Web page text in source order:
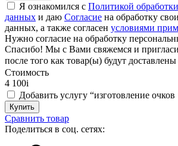
Я ознакомился с Политикой
данных и даю Согласие на обработку
данных, а также согласен условиями
Нужно согласие на обработку
Спасибо! Мы с Вами свяжемся и
после того как товар(ы) будут
Стоимость
4 100i
Добавить услугу “изготовление очков
Купить
Сравнить товар
Поделиться в соц. сетях: